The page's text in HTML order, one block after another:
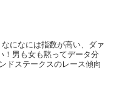
になには指数が高い、ダァ
！男も女も黙ってデータ分
ドステークスのレース傾向